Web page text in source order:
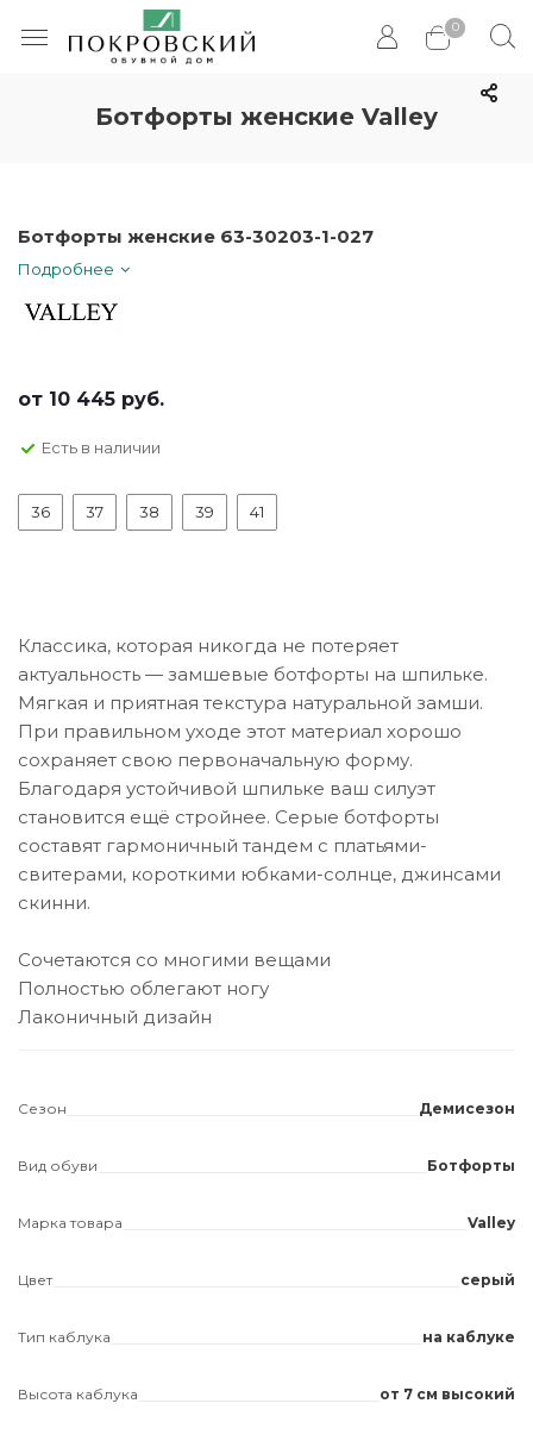
0
Ботфорты женские Valley
Ботфорты женские 63-30203-1-027
Подробнее
от 10 445 руб.
Есть в наличии
36 37 38 39 41
Классика, которая никогда не потеряет
актуальность — замшевые ботфорты на шпильке.
Мягкая и приятная текстура натуральной замши.
При правильном уходе этот материал хорошо
сохраняет свою первоначальную форму.
Благодаря устойчивой шпильке ваш силуэт
становится ещё стройнее. Серые ботфорты
составят гармоничный тандем с платьями-
свитерами, короткими юбками-солнце, джинсами
скинни.
Сочетаются со многими вещами
Полностью облегают ногу
Лаконичный дизайн
Сезон Демисезон
Вид обуви Ботфорты
Марка товара Valley
Цвет серый
Тип каблука на каблуке
Высота каблука от 7 см высокий